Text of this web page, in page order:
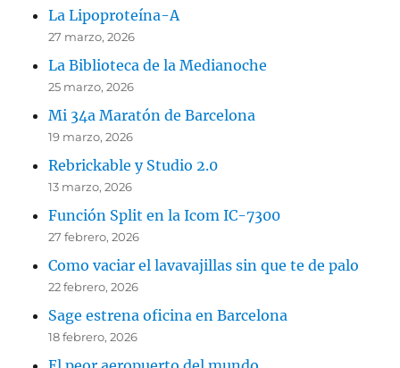
La Lipoproteína-A
27 marzo, 2026
La Biblioteca de la Medianoche
25 marzo, 2026
Mi 34a Maratón de Barcelona
19 marzo, 2026
Rebrickable y Studio 2.0
13 marzo, 2026
Función Split en la Icom IC-7300
27 febrero, 2026
Como vaciar el lavavajillas sin que te de palo
22 febrero, 2026
Sage estrena oficina en Barcelona
18 febrero, 2026